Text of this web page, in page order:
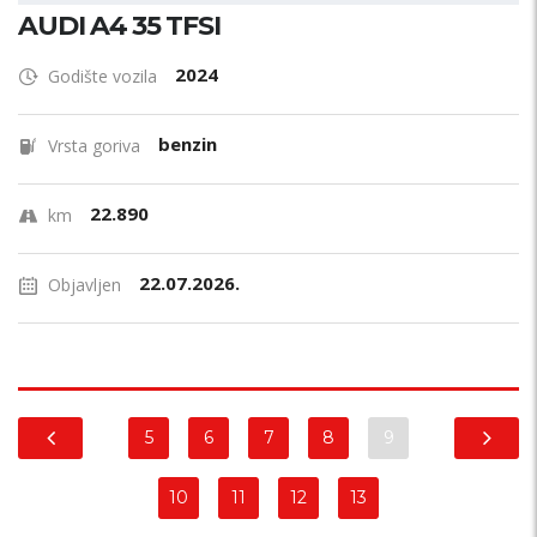
AUDI A4 35 TFSI
Godište vozila 2024
Vrsta goriva benzin
km 22.890
Objavljen 22.07.2026.
5 6 7 8 9
10 11 12 13